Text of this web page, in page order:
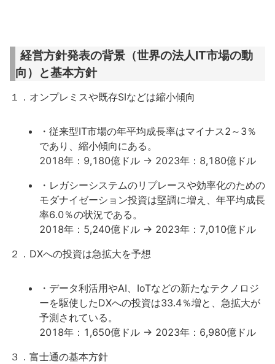
経営方針発表の背景（世界の法人IT市場の動
向）と基本方針
１．オンプレミスや既存SIなどは縮小傾向
・従来型IT市場の年平均成長率はマイナス2～3％
であり、縮小傾向にある。
2018年：9,180億ドル → 2023年：8,180億ドル
・レガシーシステムのリプレースや効率化のための
モダナイゼーション投資は堅調に増え、年平均成長
率6.0％の状況である。
2018年：5,240億ドル → 2023年：7,010億ドル
２．DXへの投資は急拡大を予想
・データ利活用やAI、IoTなどの新たなテクノロジ
ーを駆使したDXへの投資は33.4％増と、急拡大が
予測されている。
2018年：1,650億ドル → 2023年：6,980億ドル
３．富士通の基本方針